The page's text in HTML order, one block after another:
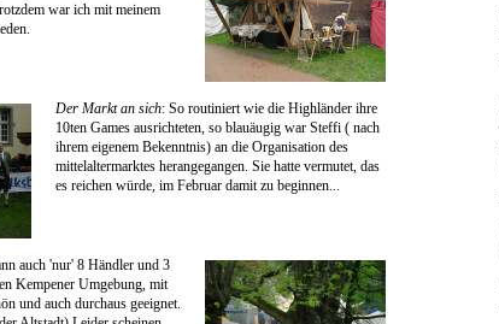
war ich mit meinem
Der Markt an sich: So routiniert wie die Highländer ihre
10ten Games ausrichteten, so blauäugig war Steffi ( nach
ihrem eigenem Bekenntnis) an die Organisation des
mittelaltermarktes herangegangen. Sie hatte vermutet, das
es reichen würde, im Februar damit zu beginnen...
auch 'nur' 8 Händler und 3
Kempener Umgebung, mit
und auch durchaus geeignet.